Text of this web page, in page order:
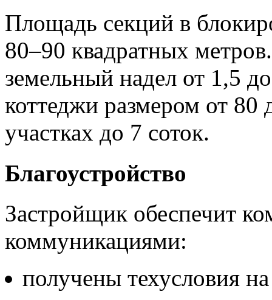
Площадь секций в
80–90 квадратных
земельный надел от 1,5
коттеджи размером от 80
участках до 7 соток.
Благоустройство
Застройщик обеспечит
коммуникациями:
получены техусловия